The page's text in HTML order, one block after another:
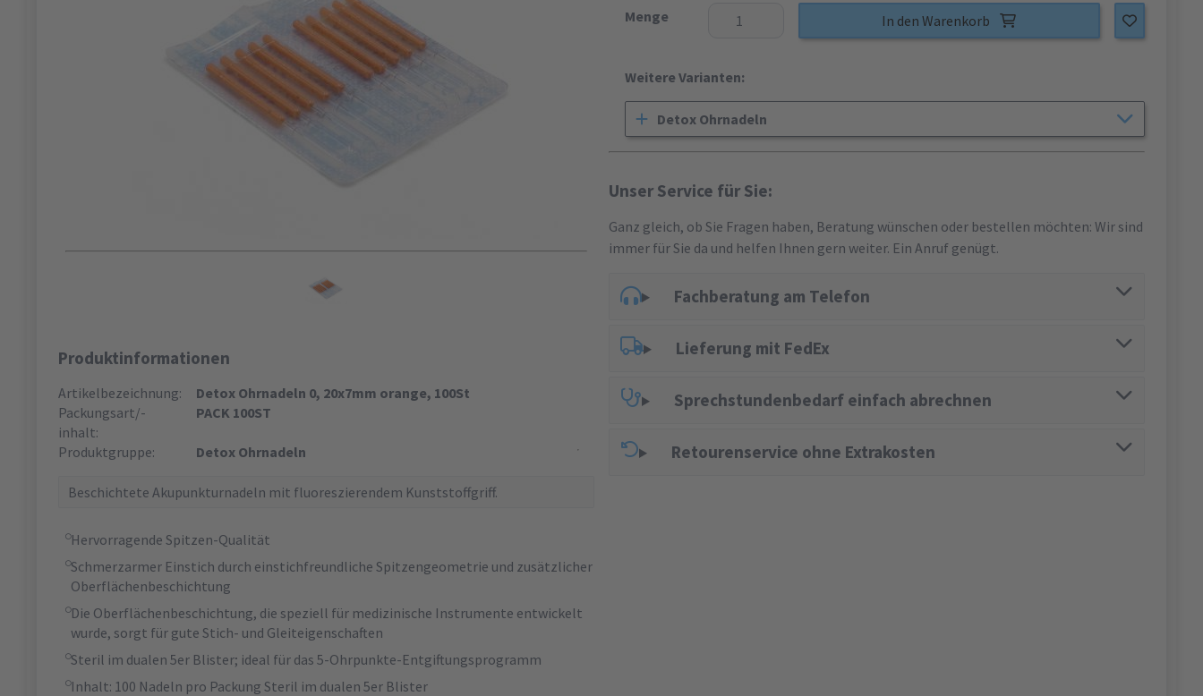
Produktinformationen
Artikelbezeichnung:
Detox Ohrnadeln 0, 20x7mm orange, 100St
Packungsart/-
inhalt:
PACK 100ST
Produktgruppe: Detox Ohrnadeln
Beschichtete Akupunkturnadeln mit fluoreszierendem Kunststoffgriff.
Hervorragende Spitzen-Qualität
Schmerzarmer Einstich durch einstichfreundliche Spitzengeometrie und zusätzlicher
Oberflächenbeschichtung
Die Oberflächenbeschichtung, die speziell für medizinische Instrumente entwickelt
wurde, sorgt für gute Stich- und Gleiteigenschaften
Steril im dualen 5er Blister; ideal für das 5-Ohrpunkte-Entgiftungsprogramm
Inhalt: 100 Nadeln pro Packung Steril im dualen 5er Blister
Menge In den Warenkorb
Weitere Varianten:
Detox Ohrnadeln
Unser Service für Sie:
Ganz gleich, ob Sie Fragen haben, Beratung wünschen oder bestellen möchten: Wir sind
immer für Sie da und helfen Ihnen gern weiter. Ein Anruf genügt.
Fachberatung am Telefon
Lieferung mit FedEx
Sprechstundenbedarf einfach abrechnen
Retourenservice ohne Extrakosten